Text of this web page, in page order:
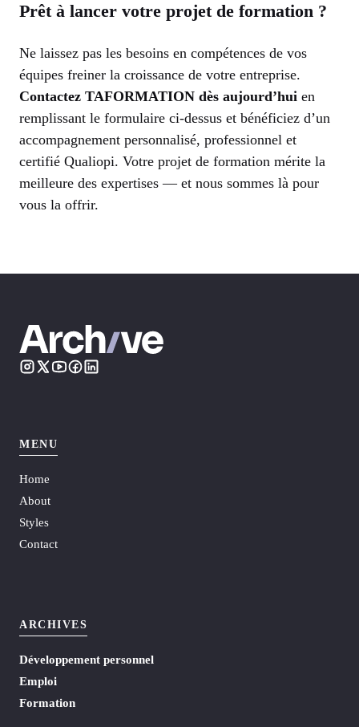
Prêt à lancer votre projet de formation ?
Ne laissez pas les besoins en compétences de vos
équipes freiner la croissance de votre entreprise.
Contactez TAFORMATION dès aujourd’hui en
remplissant le formulaire ci-dessus et bénéficiez d’un
accompagnement personnalisé, professionnel et
certifié Qualiopi. Votre projet de formation mérite la
meilleure des expertises — et nous sommes là pour
vous la offrir.
MENU
Home
About
Styles
Contact
ARCHIVES
Développement personnel
Emploi
Formation